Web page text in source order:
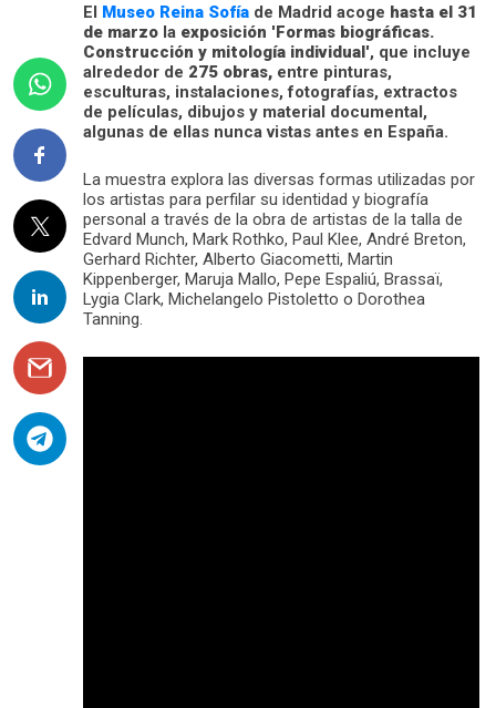
El Museo Reina Sofía de Madrid acoge hasta el 31
de marzo la exposición 'Formas biográficas.
Construcción y mitología individual', que incluye
alrededor de 275 obras, entre pinturas,
esculturas, instalaciones, fotografías, extractos
de películas, dibujos y material documental,
algunas de ellas nunca vistas antes en España.
La muestra explora las diversas formas utilizadas por
los artistas para perfilar su identidad y biografía
personal a través de la obra de artistas de la talla de
Edvard Munch, Mark Rothko, Paul Klee, André Breton,
Gerhard Richter, Alberto Giacometti, Martin
Kippenberger, Maruja Mallo, Pepe Espaliú, Brassaï,
Lygia Clark, Michelangelo Pistoletto o Dorothea
Tanning.